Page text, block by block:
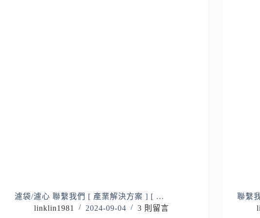
濾袋/濾心 聯繫我們 [ 產業解決方案 ] [ …
linklin1981
2024-09-04 3 則留言
聯繫